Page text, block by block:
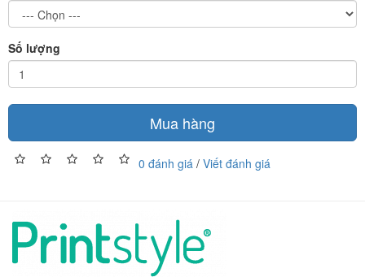
Số lượng
Mua hàng
0 đánh giá / Viết đánh giá